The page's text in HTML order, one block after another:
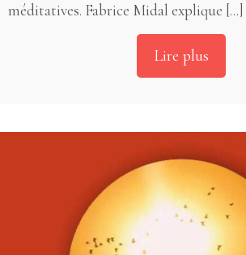
méditatives. Fabrice Midal explique [...]
Lire plus